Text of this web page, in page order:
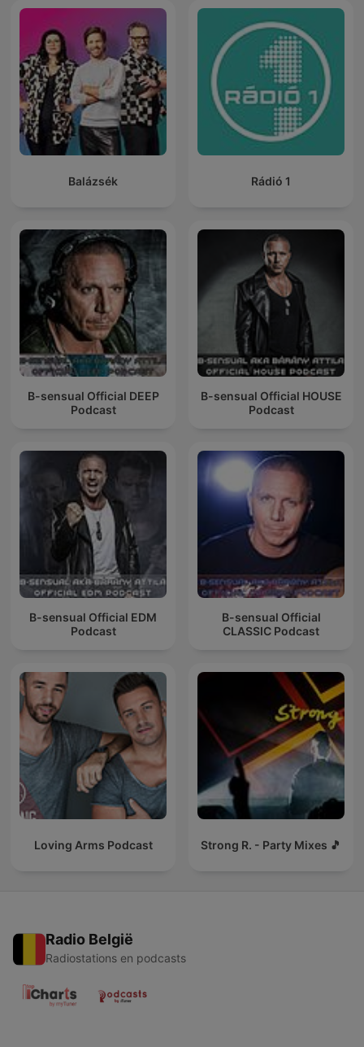
Balázsék Rádió 1
B-sensual Official DEEP
Podcast
B-sensual Official HOUSE
Podcast
B-sensual Official EDM
Podcast
B-sensual Official
CLASSIC Podcast
Loving Arms Podcast Strong R. - Party Mixes 🎵
Radio België
Radiostations en podcasts